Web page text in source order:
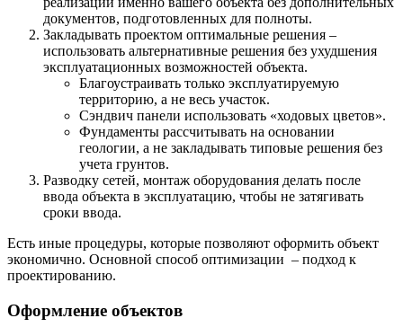
документов, подготовленных для полноты.
Закладывать проектом оптимальные решения –
использовать альтернативные решения без ухудшения
эксплуатационных возможностей объекта.
Благоустраивать только эксплуатируемую
территорию, а не весь участок.
Сэндвич панели использовать «ходовых цветов».
Фундаменты рассчитывать на основании
геологии, а не закладывать типовые решения без
учета грунтов.
Разводку сетей, монтаж оборудования делать после
ввода объекта в эксплуатацию, чтобы не затягивать
сроки ввода.
Есть иные процедуры, которые позволяют оформить объект
экономично. Основной способ оптимизации – подход к
проектированию.
Оформление объектов